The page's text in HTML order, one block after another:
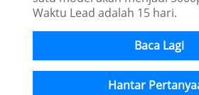
Waktu Lead adalah 15 hari.
Baca Lagi
Hantar